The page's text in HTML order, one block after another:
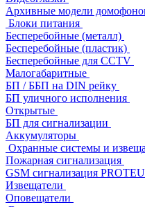
Архивные модели
Блоки питания
Бесперебойные (металл)
Бесперебойные (пластик)
Бесперебойные для CCTV
Малогабаритные
БП / ББП на DIN рейку
БП уличного исполнения
Открытые
БП для сигнализации
Аккумуляторы
Охранные системы и
Пожарная сигнализация
GSM сигнализация
Извещатели
Оповещатели